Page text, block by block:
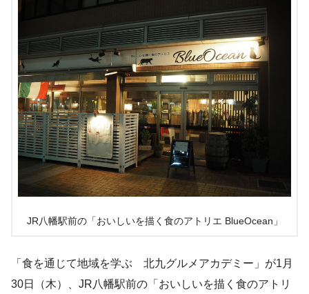
JR八幡駅前の「おいしいを描く食のアトリエ BlueOcean」
「食を通じて地域を学ぶ 北九グルメアカデミー」が1月
30日（木）、JR八幡駅前の「おいしいを描く食のアトリ